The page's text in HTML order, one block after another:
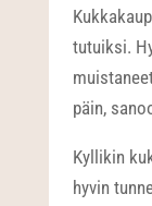
tutuiksi.
päin,
Kyllikin
hyvin